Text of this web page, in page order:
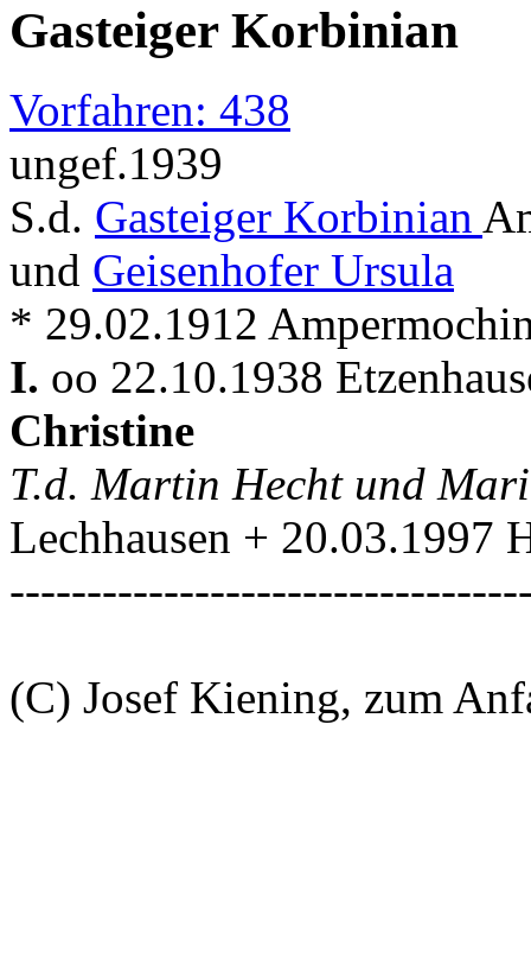
Gasteiger Korbinian
Vorfahren: 438
ungef.1939
S.d. Gasteiger Korbinian
und Geisenhofer Ursula
* 29.02.1912
I. oo 22.10.1938
Christine
T.d. Martin Hecht und
Lechhausen + 20.03.1997
(C) Josef Kiening, zum